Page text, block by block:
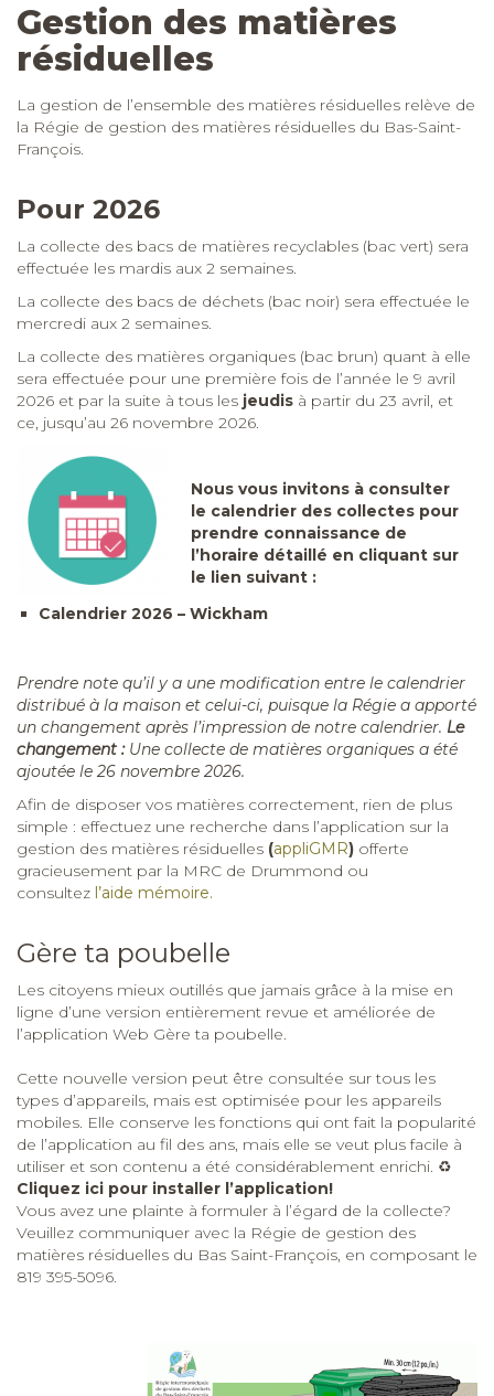
Gestion des matières
résiduelles
La gestion de l’ensemble des matières résiduelles relève de
la Régie de gestion des matières résiduelles du Bas-Saint-
François.
Pour 2026
La collecte des bacs de matières recyclables (bac vert) sera
effectuée les mardis aux 2 semaines.
La collecte des bacs de déchets (bac noir) sera effectuée le
mercredi aux 2 semaines.
La collecte des matières organiques (bac brun) quant à elle
sera effectuée pour une première fois de l’année le 9 avril
2026 et par la suite à tous les jeudis à partir du 23 avril, et
ce, jusqu’au 26 novembre 2026.
Nous vous invitons à consulter
le calendrier des collectes pour
prendre connaissance de
l’horaire détaillé en cliquant sur
le lien suivant :
Calendrier 2026 – Wickham
Prendre note qu’il y a une modification entre le calendrier
distribué à la maison et celui-ci, puisque la Régie a apporté
un changement après l’impression de notre calendrier. Le
changement :Une collecte de matières organiques a été
ajoutée le 26 novembre 2026.
Afin de disposer vos matières correctement, rien de plus
simple : effectuez une recherche dans l’application sur la
gestion des matières résiduelles (appliGMR) offerte
gracieusement par la MRC de Drummond ou
consultez l’aide mémoire.
Gère ta poubelle
Les citoyens mieux outillés que jamais grâce à la mise en
ligne d’une version entièrement revue et améliorée de
l’application Web Gère ta poubelle.
Cette nouvelle version peut être consultée sur tous les
types d’appareils, mais est optimisée pour les appareils
mobiles. Elle conserve les fonctions qui ont fait la popularité
de l’application au fil des ans, mais elle se veut plus facile à
utiliser et son contenu a été considérablement enrichi. ♻️
Cliquez ici pour installer l’application!
Vous avez une plainte à formuler à l’égard de la collecte?
Veuillez communiquer avec la Régie de gestion des
matières résiduelles du Bas Saint-François, en composant le
819 395-5096.